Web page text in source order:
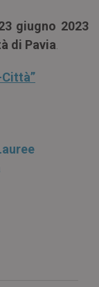
giugno 2023
di Pavia